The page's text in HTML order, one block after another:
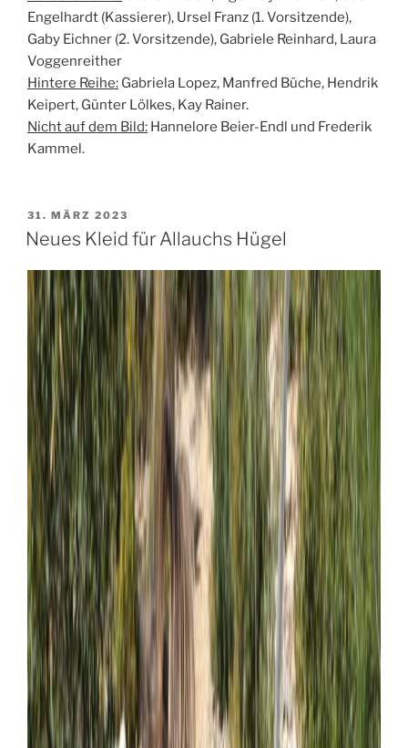
Engelhardt (Kassierer), Ursel Franz (1. Vorsitzende),
Gaby Eichner (2. Vorsitzende), Gabriele Reinhard, Laura
Voggenreither
Hintere Reihe: Gabriela Lopez, Manfred Büche, Hendrik
Keipert, Günter Lölkes, Kay Rainer.
Nicht auf dem Bild: Hannelore Beier-Endl und Frederik
Kammel.
VERÖFFENTLICHT
AM
31. MÄRZ 2023
Neues Kleid für Allauchs Hügel